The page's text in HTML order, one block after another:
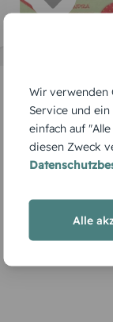
HERZEN +
Herzform
Wir verwenden
Service und
einfach auf
diesen Zweck
Alle